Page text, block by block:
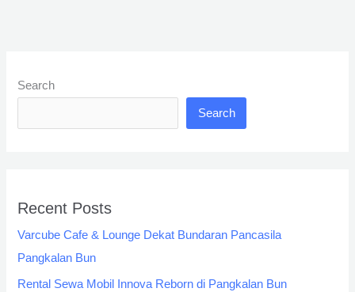
Search
Search
Recent Posts
Varcube Cafe & Lounge Dekat Bundaran Pancasila
Pangkalan Bun
Rental Sewa Mobil Innova Reborn di Pangkalan Bun